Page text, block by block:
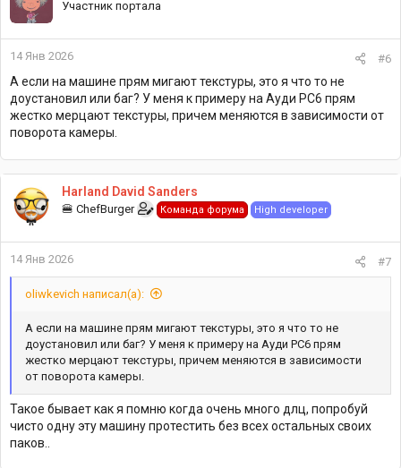
Участник портала
14 Янв 2026 #6
А если на машине прям мигают текстуры, это я что то не
доустановил или баг? У меня к примеру на Ауди РС6 прям
жестко мерцают текстуры, причем меняются в зависимости от
поворота камеры.
Harland David Sanders
🍔 ChefBurger Команда форума High developer
14 Янв 2026 #7
oliwkevich написал(а):
А если на машине прям мигают текстуры, это я что то не
доустановил или баг? У меня к примеру на Ауди РС6 прям
жестко мерцают текстуры, причем меняются в зависимости
от поворота камеры.
Такое бывает как я помню когда очень много длц, попробуй
чисто одну эту машину протестить без всех остальных своих
паков..